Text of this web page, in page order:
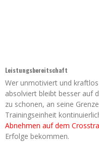
Leistungsbereitschaft
Wer unmotiviert und
absolviert bleibt besser auf
zu schonen, an seine
Trainingseinheit
Abnehmen auf dem
Erfolge bekommen.